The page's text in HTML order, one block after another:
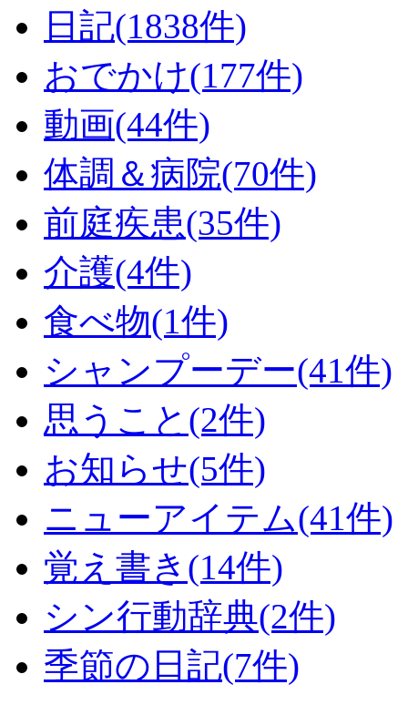
日記(1838件)
おでかけ(177件)
動画(44件)
体調＆病院(70件)
前庭疾患(35件)
介護(4件)
食べ物(1件)
シャンプーデー(41件)
思うこと(2件)
お知らせ(5件)
ニューアイテム(41件)
覚え書き(14件)
シン行動辞典(2件)
季節の日記(7件)